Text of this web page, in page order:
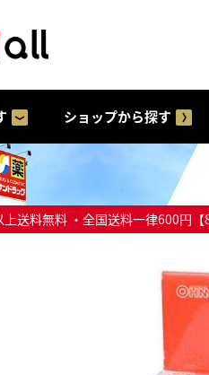
ショップから探す
送料無料 ・全国送料一律600円